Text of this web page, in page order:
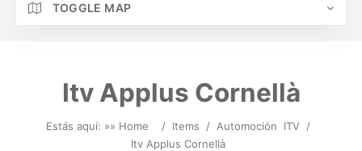
TOGGLE MAP
Itv Applus Cornellà
Estás aquí: »» Home / Items / Automoción ITV /
Itv Applus Cornellà